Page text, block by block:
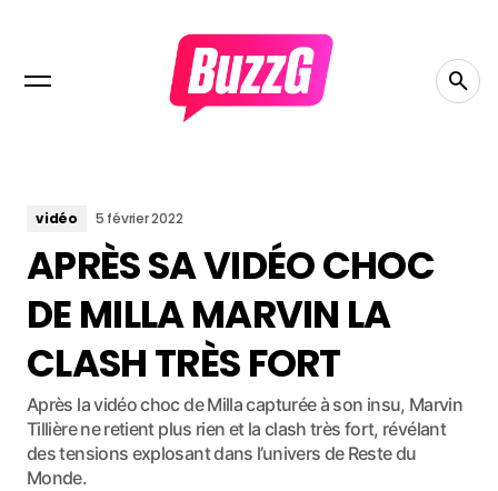
vidéo 5 février 2022
APRÈS SA VIDÉO CHOC
DE MILLA MARVIN LA
CLASH TRÈS FORT
Après la vidéo choc de Milla capturée à son insu, Marvin
Tillière ne retient plus rien et la clash très fort, révélant
des tensions explosant dans l’univers de Reste du
Monde.